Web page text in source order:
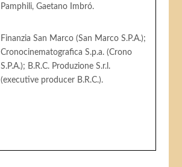
Pamphili, Gaetano Imbró.
Finanzia San Marco (San Marco S.P.A.);
Cronocinematografica S.p.a. (Crono
S.P.A.); B.R.C. Produzione S.r.l.
(executive producer B.R.C.).